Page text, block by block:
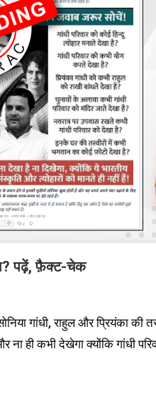
पढ़ें, फ़ैक्ट-चेक
गांधी, राहुल और प्रियंका की
ना ही कभी देखेगा क्योंकि गांधी